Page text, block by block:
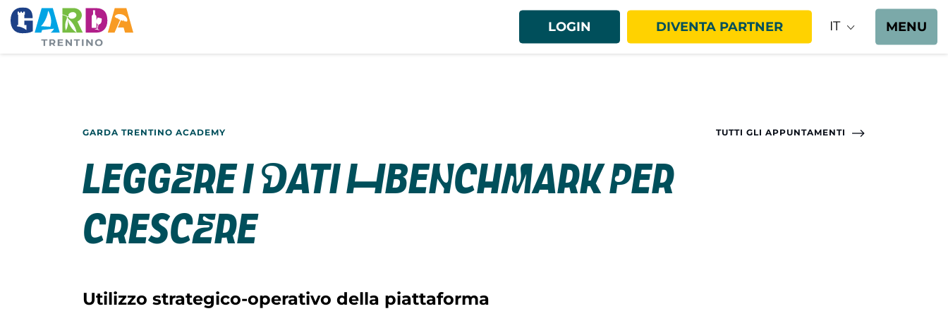
LOGIN DIVENTA PARTNER IT MENU
TUTTI GLI APPUNTAMENTI
GARDA TRENTINO ACADEMY
Leggere i dati HBenchmark per
crescere
Utilizzo strategico-operativo della piattaforma